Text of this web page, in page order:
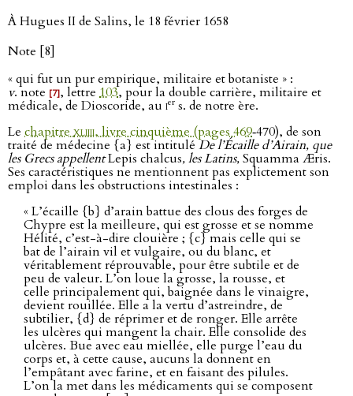
À Hugues II de Salins, le 18 février 1658
Note [8]
« qui fut un pur empirique, militaire et botaniste » :
v. note [7], lettre 103, pour la double carrière, militaire et
médicale, de Dioscoride, au ier s. de notre ère.
Le chapitrexliiii, livre cinquième (pages 469‑470), de son
traité de médecine {a} est intituléDe l’Écaille d’Airain, que
les Grecs appellentLepis chalcus, les Latins,Squamma Æris.
Ses caractéristiques ne mentionnent pas explictement son
emploi dans les obstructions intestinales :
« L’écaille {b} d’arain battue des clous des forges de
Chypre est la meilleure, qui est grosse et se nomme
Hélité, c’est-à-dire clouière ; {c} mais celle qui se
bat de l’airain vil et vulgaire, ou du blanc, et
véritablement réprouvable, pour être subtile et de
peu de valeur. L’on loue la grosse, la rousse, et
celle principalement qui, baignée dans le vinaigre,
devient rouillée. Elle a la vertu d’astreindre, de
subtilier, {d} de réprimer et de ronger. Elle arrête
les ulcères qui mangent la chair. Elle consolide des
ulcères. Bue avec eau miellée, elle purge l’eau du
corps et, à cette cause, aucuns la donnent en
l’empâtant avec farine, et en faisant des pilules.
L’on la met dans les médicaments qui se composent